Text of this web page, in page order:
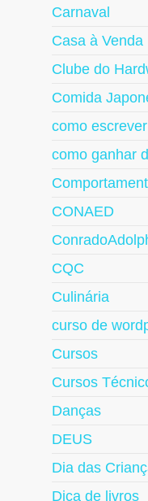
Carnaval
Casa à Venda
Clube do
Comida
como
como ganhar
CONAED
CQC
Culinária
curso de
Cursos
Cursos
Danças
DEUS
Dia das
Dica de livros